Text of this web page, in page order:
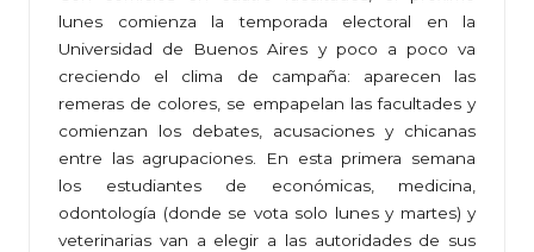
lunes comienza la temporada electoral en la
Universidad de Buenos Aires y poco a poco va
creciendo el clima de campaña: aparecen las
remeras de colores, se empapelan las facultades y
comienzan los debates, acusaciones y chicanas
entre las agrupaciones. En esta primera semana
los estudiantes de económicas, medicina,
odontología (donde se vota solo lunes y martes) y
veterinarias van a elegir a las autoridades de sus